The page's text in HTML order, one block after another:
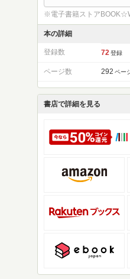
※電子書籍ストア
本の詳細
登録数 72 登録
ページ数 292 ペー
書店で詳細を見る